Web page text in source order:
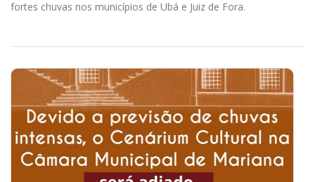
fortes chuvas nos municípios de Ubá e Juiz de Fora.